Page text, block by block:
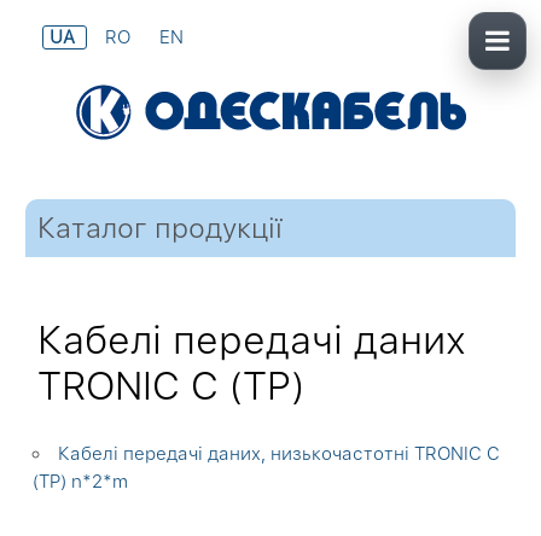
UA RO EN
Каталог продукції
Кабелі передачі даних
TRONIC C (TP)
Кабелі передачі даних, низькочастотні TRONIC C
(TP) n*2*m